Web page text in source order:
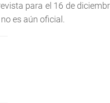
para el 16 de
es aún oficial.